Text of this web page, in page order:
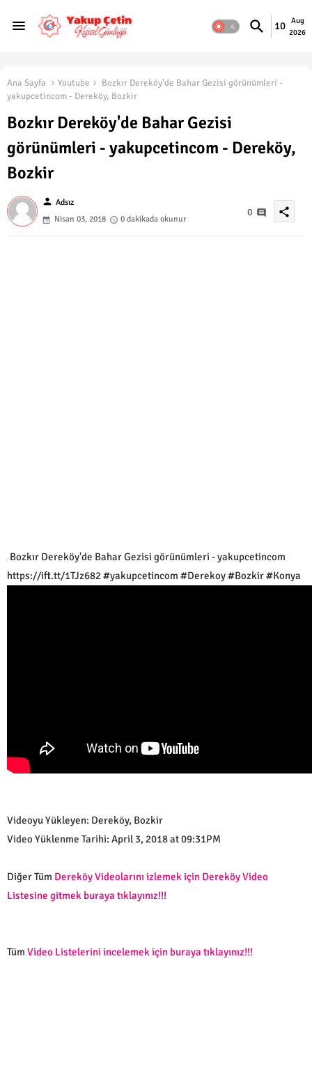
10
Aug
2026
Ana Sayfa Youtube
Bozkır Dereköy'de Bahar Gezisi görünümleri -
yakupcetincom - Dereköy, Bozkir
Bozkır Dereköy'de Bahar Gezisi
görünümleri - yakupcetincom - Dereköy,
Bozkir
person Adsız
Nisan 03, 2018
0 dakikada okunur
0 share
Bozkır Dereköy'de Bahar Gezisi görünümleri - yakupcetincom
https://ift.tt/1TJz682 #yakupcetincom #Derekoy #Bozkir #Konya
Videoyu Yükleyen: Dereköy, Bozkir
Video Yüklenme Tarihi: April 3, 2018 at 09:31PM
Diğer Tüm Dereköy Videolarını izlemek için Dereköy Video
Listesine gitmek buraya tıklayınız!!!
Tüm Video Listelerini incelemek için buraya tıklayınız!!!